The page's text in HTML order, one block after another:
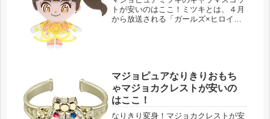
トが安いのはここ！ミツキとは、４月
から放送される「ガールズ×ヒロイ
マジョピュアなりきりおもち
ゃマジョカクレストが安いの
はここ！
なりきり変身！マジョカクレストが安